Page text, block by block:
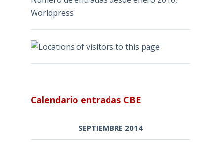
Worldpress:
Calendario entradas CBE
SEPTIEMBRE 2014